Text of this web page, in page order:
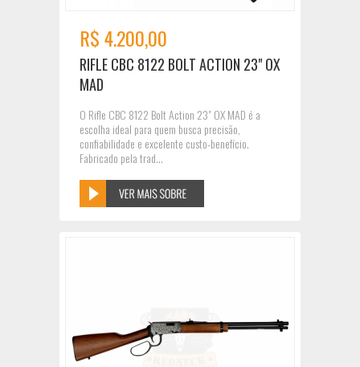
R$ 4.200,00
RIFLE CBC 8122 BOLT ACTION 23" OX
MAD
O Rifle CBC 8122 Bolt Action 23" OX MAD é a
escolha ideal para quem busca precisão,
confiabilidade e excelente custo-benefício.
Fabricado pela trad...